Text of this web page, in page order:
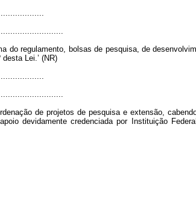
do regulamento, bolsas de pesquisa, de
Lei.’ (NR)
de projetos de pesquisa e extensão,
devidamente credenciada por Instituição